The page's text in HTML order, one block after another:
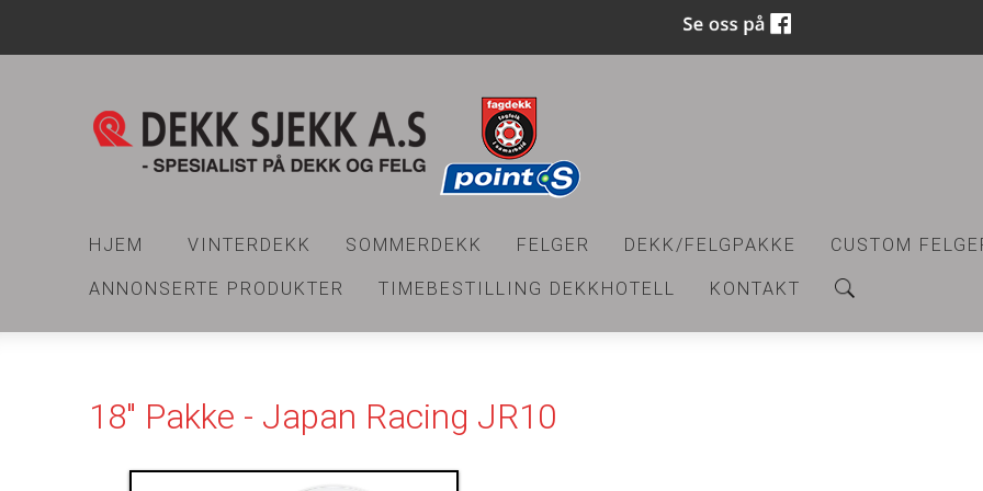
HJEM VINTERDEKK SOMMERDEKK FELGER DEKK/FELGPAKKE CUSTOM
ANNONSERTE PRODUKTER TIMEBESTILLING DEKKHOTELL KONTAKT
18" Pakke - Japan Racing JR10